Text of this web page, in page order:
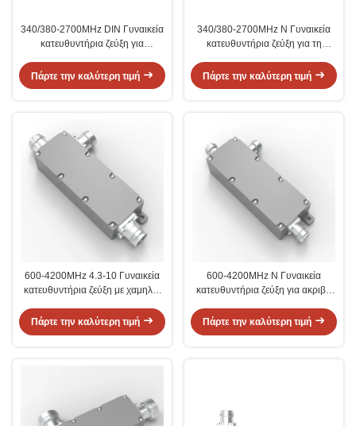
340/380-2700MHz DIN Γυναικεία
κατευθυντήρια ζεύξη για
Πάρτε την καλύτερη τιμή
340/380-2700MHz N Γυναικεία
κατευθυντήρια ζεύξη για τη
Πάρτε την καλύτερη τιμή
600-4200MHz 4.3-10 Γυναικεία
κατευθυντήρια ζεύξη με χαμηλές
Πάρτε την καλύτερη τιμή
600-4200MHz N Γυναικεία
κατευθυντήρια ζεύξη για ακριβή
Πάρτε την καλύτερη τιμή